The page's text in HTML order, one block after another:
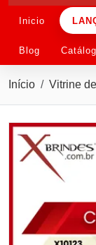
Inicio
Blog
Início Vitrine